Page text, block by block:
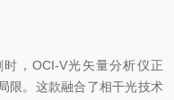
，OCI-V光矢量分析仪正
限。这款融合了相干光技术